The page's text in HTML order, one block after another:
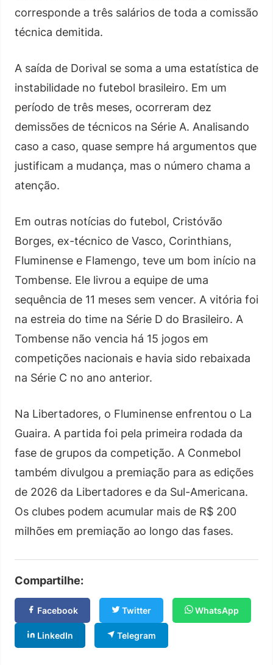
corresponde a três salários de toda a comissão
técnica demitida.
A saída de Dorival se soma a uma estatística de
instabilidade no futebol brasileiro. Em um
período de três meses, ocorreram dez
demissões de técnicos na Série A. Analisando
caso a caso, quase sempre há argumentos que
justificam a mudança, mas o número chama a
atenção.
Em outras notícias do futebol, Cristóvão
Borges, ex-técnico de Vasco, Corinthians,
Fluminense e Flamengo, teve um bom início na
Tombense. Ele livrou a equipe de uma
sequência de 11 meses sem vencer. A vitória foi
na estreia do time na Série D do Brasileiro. A
Tombense não vencia há 15 jogos em
competições nacionais e havia sido rebaixada
na Série C no ano anterior.
Na Libertadores, o Fluminense enfrentou o La
Guaira. A partida foi pela primeira rodada da
fase de grupos da competição. A Conmebol
também divulgou a premiação para as edições
de 2026 da Libertadores e da Sul-Americana.
Os clubes podem acumular mais de R$ 200
milhões em premiação ao longo das fases.
Compartilhe:
Facebook Twitter WhatsApp
LinkedIn Telegram